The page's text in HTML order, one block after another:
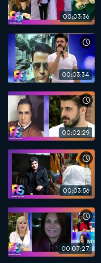
00:03:36
00:03:34
00:02:29
00:03:56
00:07:27